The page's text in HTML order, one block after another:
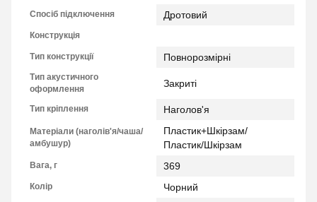
Спосіб підключення Дротовий
Конструкція
Тип конструкції Повнорозмірні
Тип акустичного
оформлення
Закриті
Тип кріплення Наголов'я
Матеріали (наголів'я/чаша/
амбушур)
Пластик+Шкірзам/
Пластик/Шкірзам
Вага, г 369
Колір Чорний